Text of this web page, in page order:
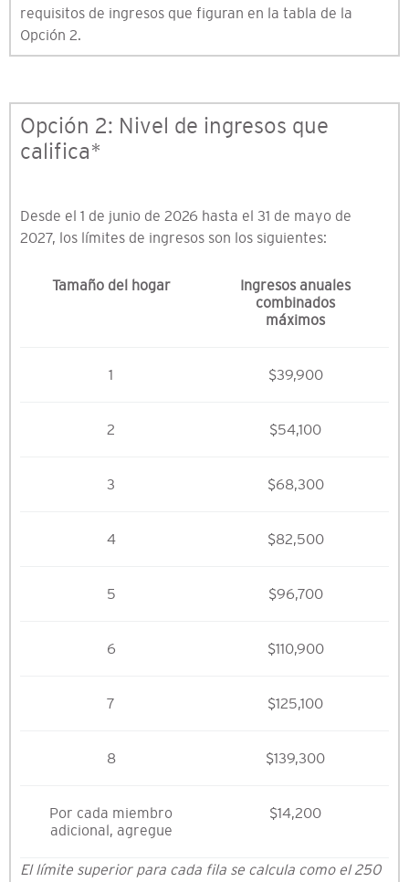
requisitos de ingresos que figuran en la tabla de la
Opción 2.
Opción 2: Nivel de ingresos que
califica*
Desde el 1 de junio de 2026 hasta el 31 de mayo de
2027, los límites de ingresos son los siguientes:
Tamaño del hogar
Ingresos anuales
combinados
máximos
1 $39,900
2 $54,100
3 $68,300
4 $82,500
5 $96,700
6 $110,900
7 $125,100
8 $139,300
Por cada miembro
adicional, agregue
$14,200
El límite superior para cada fila se calcula como el 250